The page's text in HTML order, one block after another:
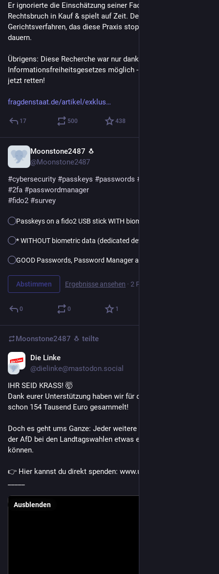
Er ignorierte die Einschätzung seiner Fachleute, nahm den
Rechtsbruch in Kauf & spielt auf Zeit. Denn bis zu einem
Gerichtsverfahren, das diese Praxis stoppt, könnte es Monate
dauern.
Übrigens: Diese Recherche war nur dank des
Informationsfreiheitsgesetzes möglich - darum müssen wir es
jetzt retten!
fragdenstaat.de/artikel/exklus
17 500 438
Moonstone2487 🐧
@Moonstone2487
#cybersecurity #passkeys #passwords #
#2fa #passwordmanager
#fido2 #survey
Passkeys on a fido2 USB stick WITH biometric data
* WITHOUT biometric data (dedicated device 4 bio)
GOOD Passwords, Password Manager and MFA
Abstimmen Ergebnisse ansehen · 2 Personen
0 0 1
Moonstone2487 🐧 teilte
Die Linke
@dielinke@mastodon.social
IHR SEID KRASS! 🤯
Dank eurer Unterstützung haben wir für die Landtagswahlen
schon 154 Tausend Euro gesammelt!
Doch es geht ums Ganze: Jeder weitere Euro zählt, damit wir
der AfD bei den Landtagswahlen etwas entgegensetzen
können.
👉 Hier kannst du direkt spenden: www.ums-ganze.de
Ausblenden